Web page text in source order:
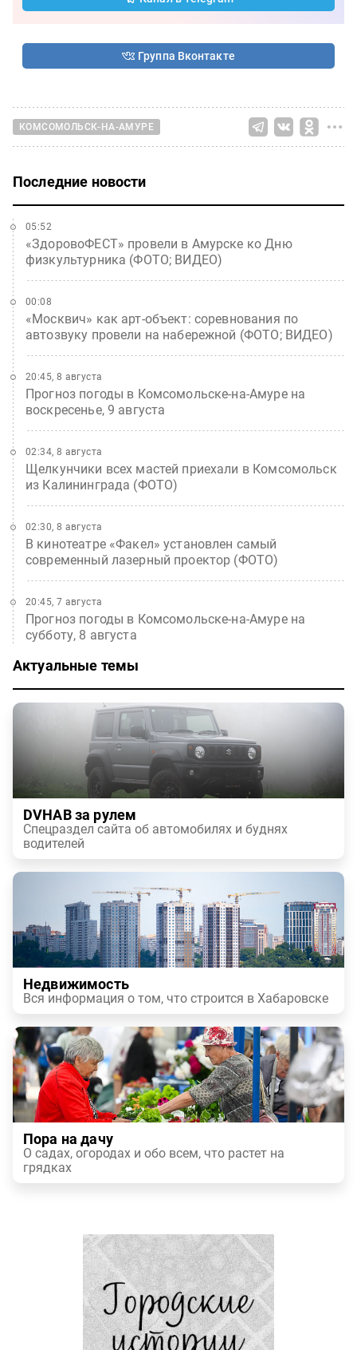
Группа Вконтакте
КОМСОМОЛЬСК-НА-АМУРЕ
Последние новости
«ЗдоровоФЕСТ» провели в Амурске ко Дню
физкультурника (ФОТО; ВИДЕО)
05:52
«Москвич» как арт-объект: соревнования по
автозвуку провели на набережной (ФОТО; ВИДЕО)
00:08
Прогноз погоды в Комсомольске-на-Амуре на
воскресенье, 9 августа
20:45, 8 августа
Щелкунчики всех мастей приехали в Комсомольск
из Калининграда (ФОТО)
02:34, 8 августа
В кинотеатре «Факел» установлен самый
современный лазерный проектор (ФОТО)
02:30, 8 августа
Прогноз погоды в Комсомольске-на-Амуре на
субботу, 8 августа
20:45, 7 августа
Актуальные темы
DVHAB за рулем
Спецраздел сайта об автомобилях и буднях
водителей
Недвижимость
Вся информация о том, что строится в Хабаровске
Пора на дачу
О садах, огородах и обо всем, что растет на
грядках